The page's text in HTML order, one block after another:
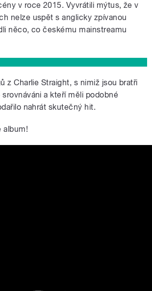
v roce 2015. Vyvrátili mýtus, že v
nelze uspět s anglicky zpívanou
něco, co českému mainstreamu
z Charlie Straight, s nimiž jsou bratři
a kteří měli podobné
nahrát skutečný hit.
album!